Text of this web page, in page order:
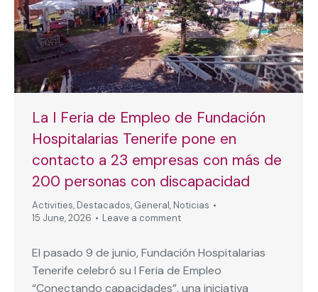
La I Feria de Empleo de Fundación
Hospitalarias Tenerife pone en
contacto a 23 empresas con más de
200 personas con discapacidad
Activities, Destacados, General, Noticias
15 June, 2026
Leave a comment
El pasado 9 de junio, Fundación Hospitalarias
Tenerife celebró su I Feria de Empleo
“Conectando capacidades”, una iniciativa